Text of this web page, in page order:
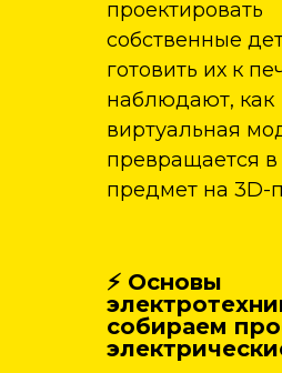
⚡ Основы
собираем
проектировать
собственные
готовить их к
наблюдают, как
виртуальная
превращается
предмет на 3D-